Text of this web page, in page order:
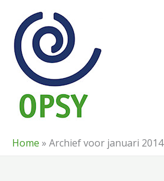
naar
inhoud
Home » Archief voor januari 2014